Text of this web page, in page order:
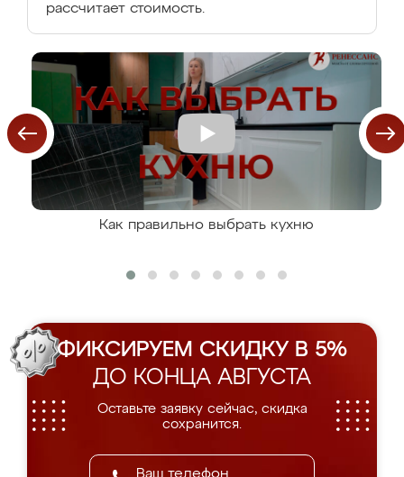
рассчитает стоимость.
Как правильно выбрать кухню
ФИКСИРУЕМ СКИДКУ В 5%
ДО КОНЦА АВГУСТА
Оставьте заявку сейчас, скидка
сохранится.